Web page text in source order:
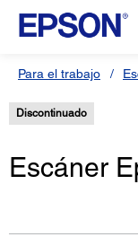
Para el trabajo
Discontinuado
Escáner